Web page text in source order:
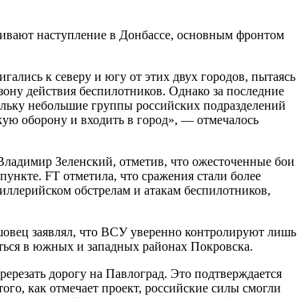
наступление в Донбассе, основным фронтом
к северу и югу от этих двух городов, пытаясь
действия беспилотников. Однако за последние
небольшие группы российских подразделений
оборону и входить в город», — отмечалось
Зеленский, отметив, что ожесточенные бои
FT отметила, что сражения стали более
обстрелам и атакам беспилотников,
заявлял, что ВСУ уверенно контролируют лишь
в южных и западных районах Покровска.
дорогу на Павлоград. Это подтверждается
как отмечает проект, российские силы смогли